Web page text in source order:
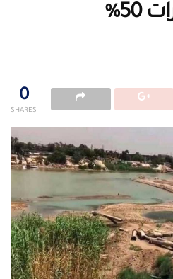
ئاوی دیجلە و فورات 50%
0
SHARES